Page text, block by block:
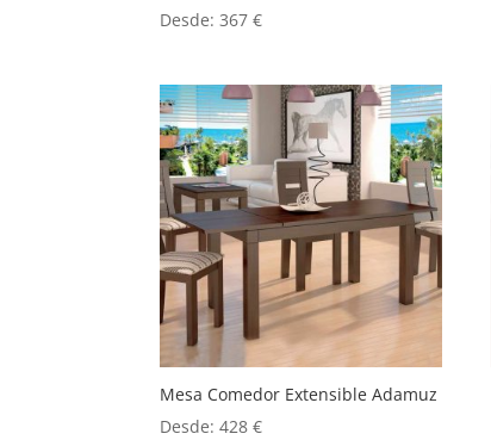
Desde:367€
Mesa Comedor Extensible Adamuz
Desde:428€